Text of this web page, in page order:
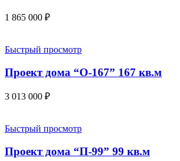
1 865 000 ₽
Быстрый просмотр
Проект дома “О-167” 167 кв.м
3 013 000 ₽
Быстрый просмотр
Проект дома “П-99” 99 кв.м